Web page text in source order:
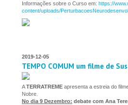
Informações sobre o Curso em: https://
content/uploads/
2019-12-05
TEMPO COMUM um filme de
ATERRATREME apresenta a estreia do
Nobre.
No dia 9 Dezembro: debate com Ana